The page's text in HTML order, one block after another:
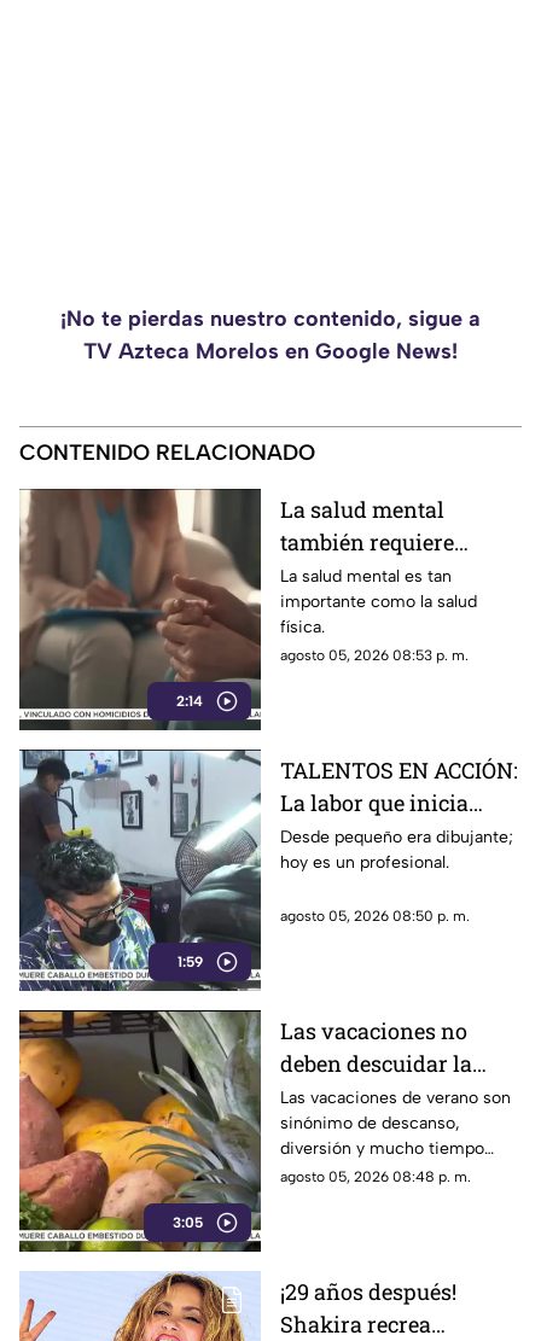
¡No te pierdas nuestro contenido, sigue a
TV Azteca Morelos en Google News!
CONTENIDO RELACIONADO
2:14
La salud mental
también requiere
atención
La salud mental es tan
importante como la salud
física.
agosto 05, 2026 08:53 p. m.
1:59
TALENTOS EN ACCIÓN:
La labor que inicia
desde la creatividad
Desde pequeño era dibujante;
hoy es un profesional.
agosto 05, 2026 08:50 p. m.
3:05
Las vacaciones no
deben descuidar la
alimentación infantil
Las vacaciones de verano son
sinónimo de descanso,
diversión y mucho tiempo
libre.
agosto 05, 2026 08:48 p. m.
¡29 años después!
Shakira recrea